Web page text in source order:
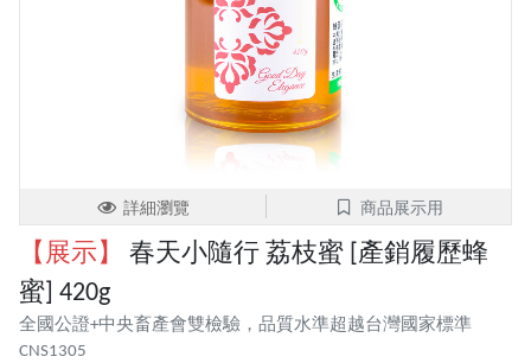
詳細瀏覽 商品展示用
【展示】
春天小隨行 荔枝蜜 [產銷履歷蜂
蜜] 420g
全國公證+中央畜產會雙檢驗，品質水準超越台灣國家標準
CNS1305